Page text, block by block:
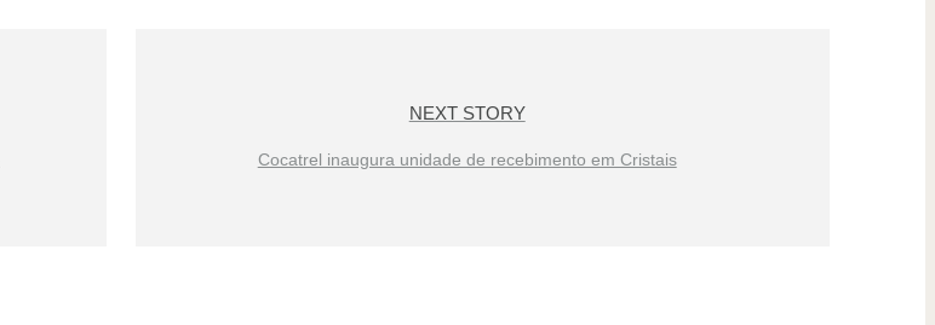
NEXT STORY
Cocatrel inaugura unidade de recebimento em Cristais